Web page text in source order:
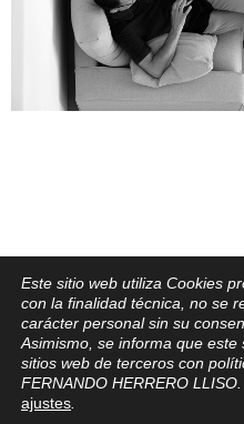
Este sitio web utiliza Cookies
con la finalidad técnica, no se
carácter personal sin su
Asimismo, se informa que
sitios web de terceros con
FERNANDO HERRERO LLISO.
ajustes